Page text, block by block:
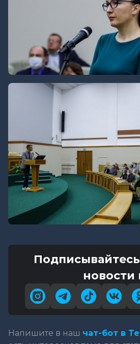
новости
Напишите в наш чат-бот в